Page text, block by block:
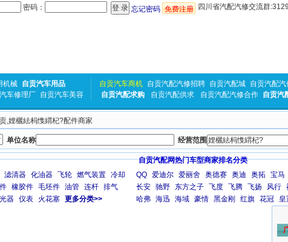
密码： 忘记密码 免费注册 四川省汽配汽修交流群
机械 自贡汽车用品
车修理厂 自贡汽车美容
自贡汽车商机 自贡汽配汽修招聘 自贡汽配城 自贡汽配
自贡汽配求购
自贡汽配供求 自贡汽配汽修合作 自贡汽
,娌欐紶杩愯緭杞?配件商家
单位名称 经营范围
滤清器 化油器 飞轮 燃气装置 冷却
橡胶件 毛坯件 油管 连杆 排气
器 仪表 火花塞 更多分类>>
自贡汽配网热门车型商家排名分类
QQ 爱迪尔 爱丽舍 奥德赛 奥迪 奥拓 宝马
长安 驰野 东方之子 飞度 飞腾 飞扬 风行
哈弗 海迅 海域 豪情 黑金刚 红旗 花冠 皇